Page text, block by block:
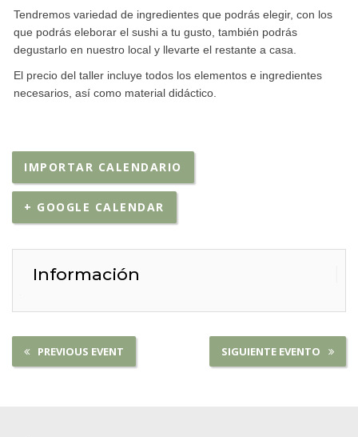
Tendremos variedad de ingredientes que podrás elegir, con los
que podrás eleborar el sushi a tu gusto, también podrás
degustarlo en nuestro local y llevarte el restante a casa.
El precio del taller incluye todos los elementos e ingredientes
necesarios, así como material didáctico.
IMPORTAR CALENDARIO
+ GOOGLE CALENDAR
Información
PREVIOUS EVENT SIGUIENTE EVENTO